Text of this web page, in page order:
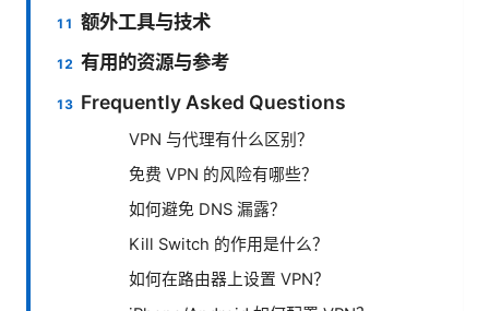
额外工具与技术
有用的资源与参考
Frequently Asked Questions
VPN 与代理有什么区别？
免费 VPN 的风险有哪些？
如何避免 DNS 漏露？
Kill Switch 的作用是什么？
如何在路由器上设置 VPN？